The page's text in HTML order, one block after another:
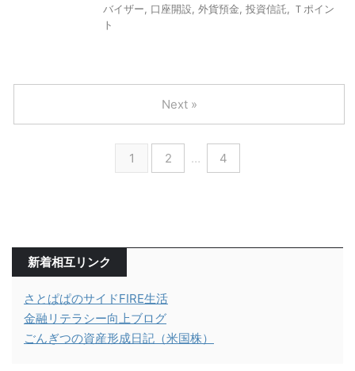
バイザー
口座開設 外貨預金 投資信託
Ｔポイン
ト
1 2 … 4
Next »
新着相互リンク
さとぱぱのサイドFIRE生活
金融リテラシー向上ブログ
ごんぎつの資産形成日記（米国株）